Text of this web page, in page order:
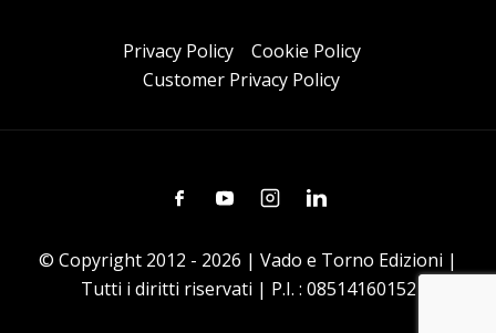
Privacy Policy
Cookie Policy
Customer Privacy Policy
FacebookYoutubeInstagramLinkedin
© Copyright 2012 - 2026 | Vado e Torno Edizioni |
Tutti i diritti riservati | P.I. : 08514160152